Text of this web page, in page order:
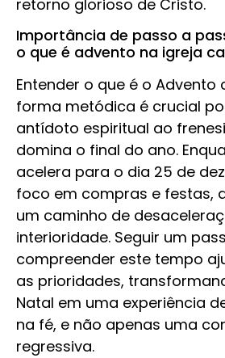
retorno glorioso de Cristo.
Importância de passo a
o que é advento na igreja
Entender o que é o Advento
forma metódica é crucial
antídoto espiritual ao
domina o final do ano.
acelera para o dia 25 de
foco em compras e festas,
um caminho de
interioridade. Seguir um
compreender este tempo
as prioridades,
Natal em uma experiência
na fé, e não apenas uma
regressiva.